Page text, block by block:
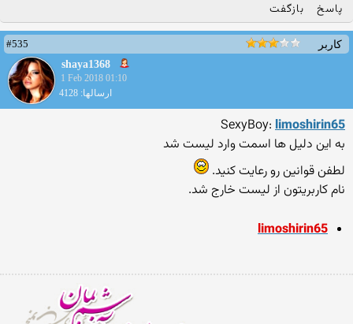
پاسخ بازگفت
کاربر
#535
shaya1368
1 Feb 2018 01:10
ارسالها: 4128
SexyBoy: limoshirin65
به این دلیل ها اسمت وارد لیست شد
لطفن قوانین رو رعایت کنید.
نام کاربریتون از لیست خارج شد.
limoshirin65